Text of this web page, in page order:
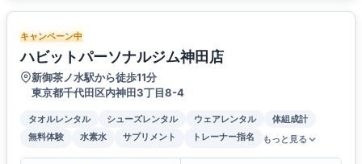
キャンペーン中
ハビットパーソナルジム神田店
新御茶ノ水駅から徒歩11分
東京都千代田区内神田3丁目8-4
タオルレンタル シューズレンタル ウェアレンタル
体組成計
無料体験
水素水 サプリメント トレーナー指名 もっと見る